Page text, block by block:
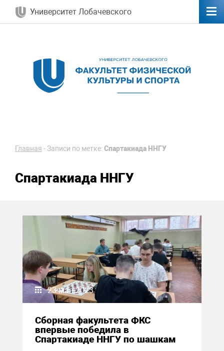
Университет Лобачевского
Главная -Записи по метке: Спартакиада ННГУ
Спартакиада ННГУ
23 мая 2023
Сборная факультета ФКС
впервые победила в
Спартакиаде ННГУ по шашкам